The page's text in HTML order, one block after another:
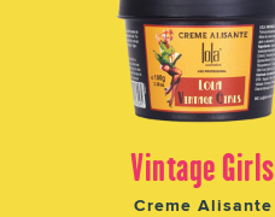
Vintage Girls
Creme Alisante